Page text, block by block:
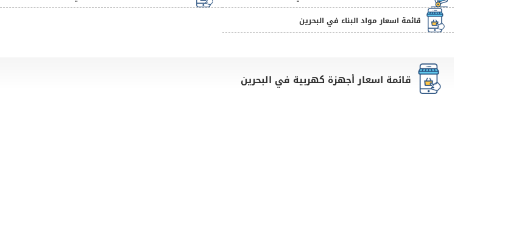
قائمة اسعار مواد البناء في البحرين
قائمة اسعار أجهزة كهربية في البحرين